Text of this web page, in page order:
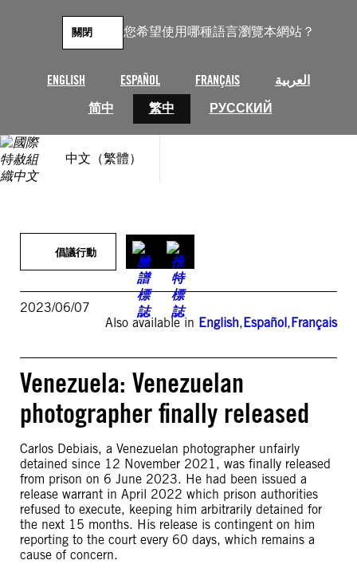
您希望使用哪種語言瀏覽本網站？
ENGLISH ESPAÑOL FRANÇAIS
العربية
简中
繁中 РУССКИЙ
關閉
中文（繁體）
倡議行動
2023/06/07
Also available in English,Español,Français
Venezuela: Venezuelan
photographer finally released
Carlos Debiais, a Venezuelan photographer unfairly
detained since 12 November 2021, was finally released
from prison on 6 June 2023. He had been issued a
release warrant in April 2022 which prison authorities
refused to execute, keeping him arbitrarily detained for
the next 15 months. His release is contingent on him
reporting to the court every 60 days, which remains a
cause of concern.